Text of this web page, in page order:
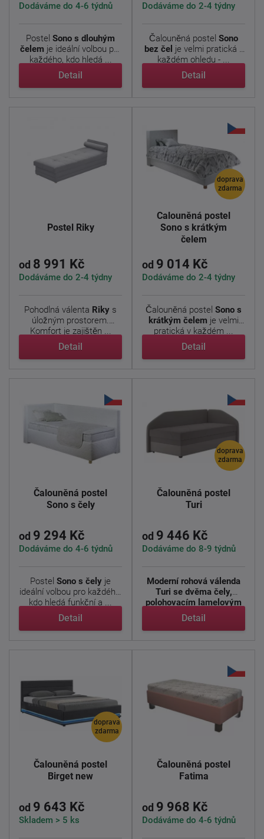
Dodáváme do 4-6 týdnů
Postel Sono s dlouhým
čelem je ideální volbou pro
každého, kdo hledá ...
Detail
Dodáváme do 2-4 týdny
Čalouněná postel Sono
bez čel je velmi pratická v
každém ohledu - ...
Detail
Postel Riky
od 8 991 Kč
Dodáváme do 2-4 týdny
Pohodlná válenta Riky s
úložným prostorem.
Komfort je zajištěn ...
Detail
doprava
zdarma
Čalouněná postel
Sono s krátkým
čelem
od 9 014 Kč
Dodáváme do 2-4 týdny
Čalouněná postel Sono s
krátkým čelem je velmi
pratická v každém ...
Detail
Čalouněná postel
Sono s čely
od 9 294 Kč
Dodáváme do 4-6 týdnů
Postel Sono s čely je
ideální volbou pro každého,
kdo hledá funkční a ...
Detail
doprava
zdarma
Čalouněná postel
Turi
od 9 446 Kč
Dodáváme do 8-9 týdnů
Moderní rohová válenda
Turi se dvěma čely,
polohovacím lamelovým
...
Detail
doprava
zdarma
Čalouněná postel
Birget new
od 9 643 Kč
Skladem > 5 ks
Čalouněná postel
Fatima
od 9 968 Kč
Dodáváme do 4-6 týdnů